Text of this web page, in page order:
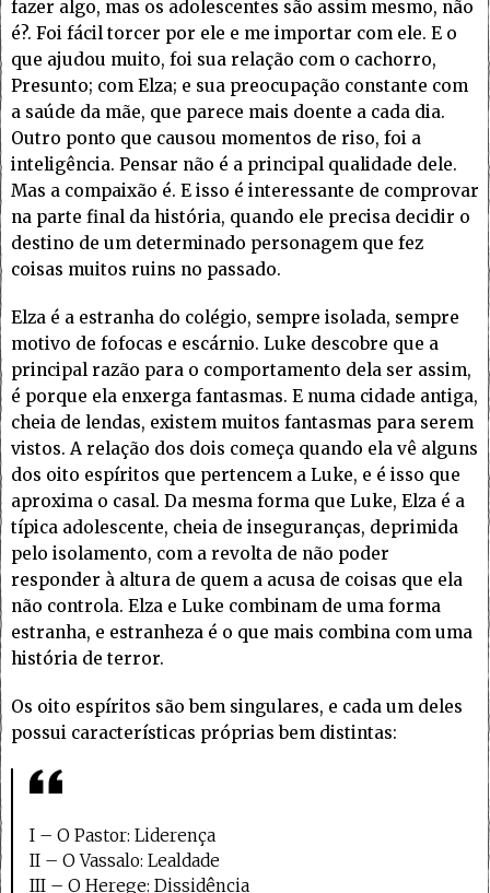
fazer algo, mas os adolescentes são assim mesmo, não
é?. Foi fácil torcer por ele e me importar com ele. E o
que ajudou muito, foi sua relação com o cachorro,
Presunto; com Elza; e sua preocupação constante com
a saúde da mãe, que parece mais doente a cada dia.
Outro ponto que causou momentos de riso, foi a
inteligência. Pensar não é a principal qualidade dele.
Mas a compaixão é. E isso é interessante de comprovar
na parte final da história, quando ele precisa decidir o
destino de um determinado personagem que fez
coisas muitos ruins no passado.
Elza é a estranha do colégio, sempre isolada, sempre
motivo de fofocas e escárnio. Luke descobre que a
principal razão para o comportamento dela ser assim,
é porque ela enxerga fantasmas. E numa cidade antiga,
cheia de lendas, existem muitos fantasmas para serem
vistos. A relação dos dois começa quando ela vê alguns
dos oito espíritos que pertencem a Luke, e é isso que
aproxima o casal. Da mesma forma que Luke, Elza é a
típica adolescente, cheia de inseguranças, deprimida
pelo isolamento, com a revolta de não poder
responder à altura de quem a acusa de coisas que ela
não controla. Elza e Luke combinam de uma forma
estranha, e estranheza é o que mais combina com uma
história de terror.
Os oito espíritos são bem singulares, e cada um deles
possui características próprias bem distintas:
I – O Pastor: Liderença
II – O Vassalo: Lealdade
III – O Herege: Dissidência